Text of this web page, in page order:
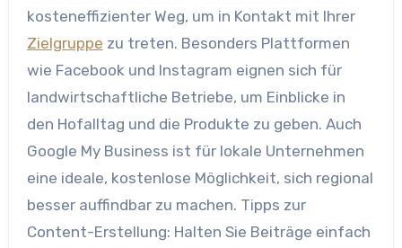
kosteneffizienter Weg, um in Kontakt mit Ihrer
Zielgruppe zu treten. Besonders Plattformen
wie Facebook und Instagram eignen sich für
landwirtschaftliche Betriebe, um Einblicke in
den Hofalltag und die Produkte zu geben. Auch
Google My Business ist für lokale Unternehmen
eine ideale, kostenlose Möglichkeit, sich regional
besser auffindbar zu machen. Tipps zur
Content-Erstellung: Halten Sie Beiträge einfach